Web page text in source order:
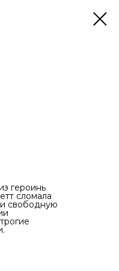
героинь
сломала
свободную